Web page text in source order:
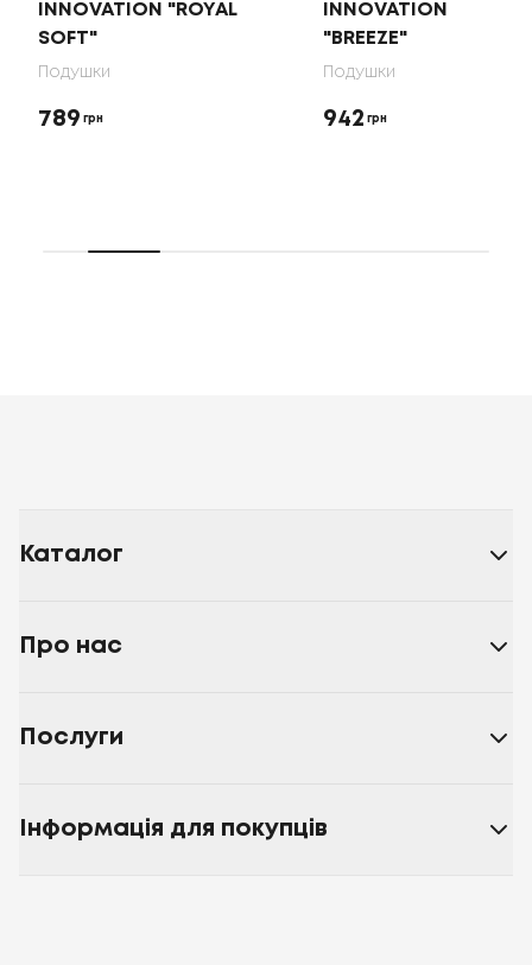
INNOVATION "ROYAL
SOFT"
Подушки
789 грн
INNOVATION
"BREEZE"
Подушки
942 грн
Каталог
Про нас
Послуги
Інформація для покупців